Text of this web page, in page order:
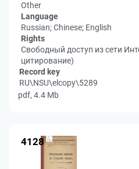
Other
Language
Russian; Chinese; English
Rights
Свободный доступ из сети
цитирование)
Record key
RU\NSU\elcopy\5289
pdf, 4.4 Mb
4128